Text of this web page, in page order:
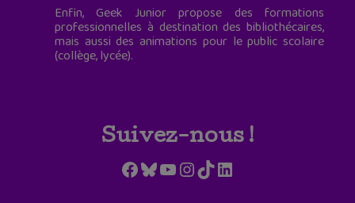
Enfin, Geek Junior propose des formations
professionnelles à destination des bibliothécaires,
mais aussi des animations pour le public scolaire
(collège, lycée).
Suivez-nous !
Facebook
Bluesky
YouTube
Instagram
TikTokLinkedIn